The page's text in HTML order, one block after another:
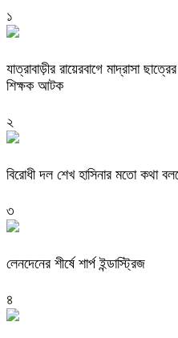
১
যাত্রাবাড়ীর রায়েরবাগে মাদ্রাসা
শিক্ষক আটক
২
বিরোধী দল শেখ হাসিনার মতো কথা
৩
লেনদেনের শীর্ষে শার্প ইন্ডাস্ট্রিজ
৪